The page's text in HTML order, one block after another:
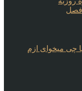
چی میخوای ازم